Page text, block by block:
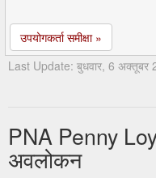
उपयोगकर्ता समीक्षा »
Last Update: बुधवार, 6 अक्तूबर
PNA Penny
अवलोकन